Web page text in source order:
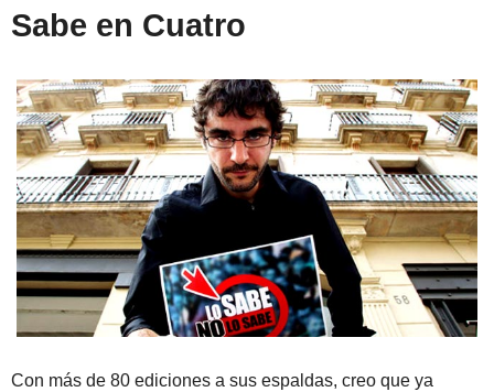
Sabe en Cuatro
Con más de 80 ediciones a sus espaldas, creo que ya